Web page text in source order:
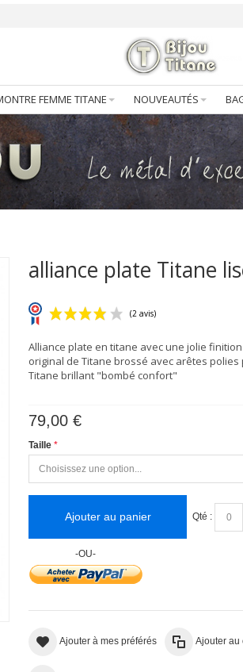
FEMME TITANE NOUVEAUTÉS
alliance plate Titane
(2
Alliance plate en titane avec une jolie
original de Titane brossé avec arêtes
Titane brillant "bombé confort"
79,00 €
Taille
Qté :
Ajouter au panier
-OU-
Ajouter à mes préférés Ajouter au